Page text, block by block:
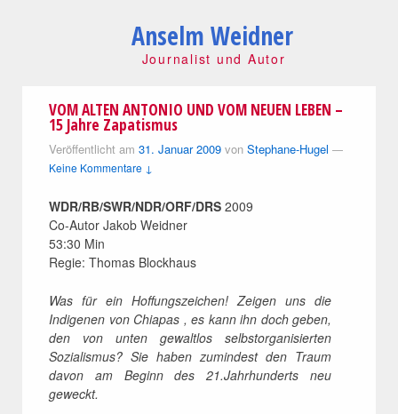
Anselm Weidner
Journalist und Autor
VOM ALTEN ANTONIO UND VOM NEUEN LEBEN –
15 Jahre Zapatismus
Veröffentlicht am 31. Januar 2009 von Stephane-Hugel —
Keine Kommentare ↓
WDR/RB/SWR/NDR/ORF/DRS 2009
Co-Autor Jakob Weidner
53:30 Min
Regie: Thomas Blockhaus
Was für ein Hoffungszeichen! Zeigen uns die
Indigenen von Chiapas , es kann ihn doch geben,
den von unten gewaltlos selbstorganisierten
Sozialismus? Sie haben zumindest den Traum
davon am Beginn des 21.Jahrhunderts neu
geweckt.